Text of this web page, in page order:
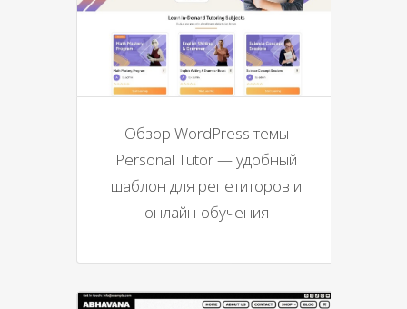
Обзор WordPress темы
Personal Tutor — удобный
шаблон для репетиторов и
онлайн-обучения